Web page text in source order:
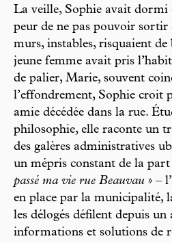
La veille, Sophie avait dormi
peur de ne pas pouvoir sortir
murs, instables, risquaient
jeune femme avait pris
de palier, Marie, souvent
l’effondrement, Sophie croit
amie décédée dans la rue.
philosophie, elle raconte un
des galères administratives
un mépris constant de la part
passé ma vie rue Beauvau » –
en place par la municipalité,
les délogés défilent depuis
informations et solutions de